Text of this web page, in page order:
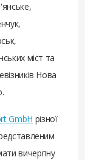
міст та
Нова
GmbH різної
вичерпну